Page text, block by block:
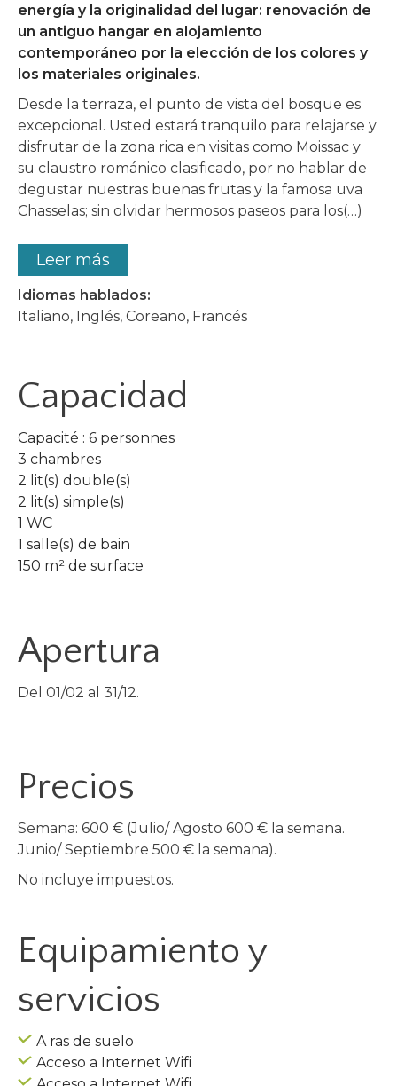
energía y la originalidad del lugar: renovación de
un antiguo hangar en alojamiento
contemporáneo por la elección de los colores y
los materiales originales.
Desde la terraza, el punto de vista del bosque es
excepcional. Usted estará tranquilo para relajarse y
disfrutar de la zona rica en visitas como Moissac y
su claustro románico clasificado, por no hablar de
degustar nuestras buenas frutas y la famosa uva
Chasselas; sin olvidar hermosos paseos para los(…)
Leer más
Idiomas hablados:
Italiano, Inglés, Coreano, Francés
Capacidad
Capacité : 6 personnes
3 chambres
2 lit(s) double(s)
2 lit(s) simple(s)
1 WC
1 salle(s) de bain
150 m² de surface
Apertura
Del 01/02 al 31/12.
Precios
Semana: 600 € (Julio/ Agosto 600 € la semana.
Junio/ Septiembre 500 € la semana).
No incluye impuestos.
Equipamiento y
servicios
A ras de suelo
Acceso a Internet Wifi